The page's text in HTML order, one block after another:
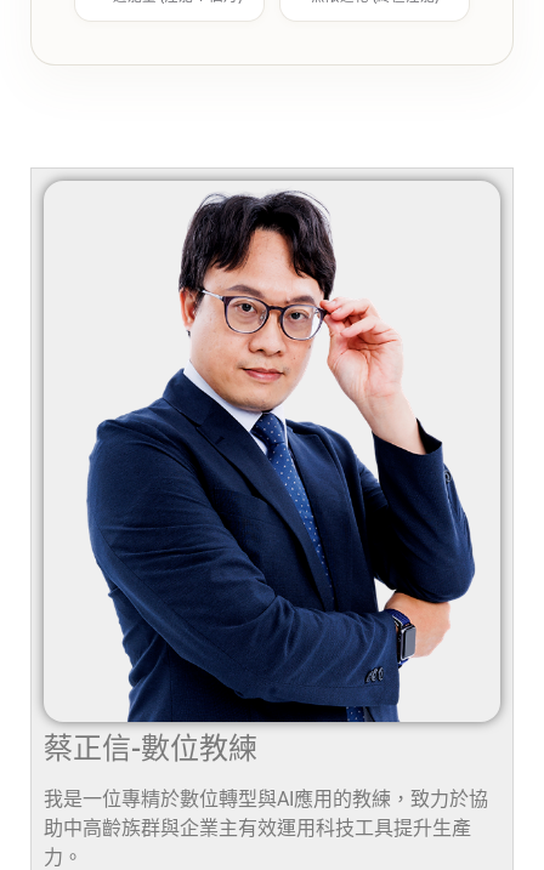
蔡正信-數位教練
我是一位專精於數位轉型與AI應用的教練，致力於協
助中高齡族群與企業主有效運用科技工具提升生產
力。